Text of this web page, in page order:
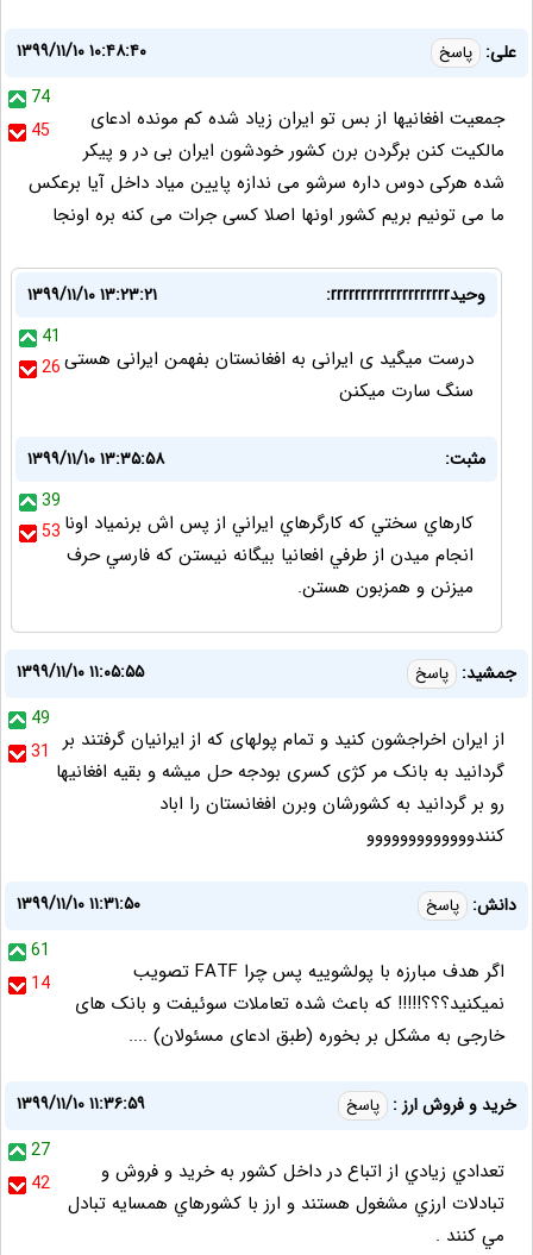
علی: پاسخ
۱۳۹۹/۱۱/۱۰ ۱۰:۴۸:۴۰
74
45
جمعیت افغانیها از بس تو ایران زیاد شده کم مونده ادعای
مالکیت کنن برگردن برن کشور خودشون ایران بی در و پیکر
شده هرکی دوس داره سرشو می ندازه پایین میاد داخل آیا برعکس
ما می تونیم بریم کشور اونها اصلا کسی جرات می کنه بره اونجا
وحیدrrrrrrrrrrrrrrrrrrrr:
۱۳۹۹/۱۱/۱۰ ۱۳:۲۳:۲۱
41
26درست میگید ی ایرانی به افغانستان بفهمن ایرانی هستی
سنگ سارت میکنن
مثبت:
۱۳۹۹/۱۱/۱۰ ۱۳:۳۵:۵۸
39
53 كارهاي سختي كه كارگرهاي ايراني از پس اش برنمياد اونا
انجام ميدن از طرفي افعانيا بيگانه نيستن كه فارسي حرف
ميزنن و همزبون هستن.
جمشید: پاسخ
۱۳۹۹/۱۱/۱۰ ۱۱:۰۵:۵۵
49
31
از ایران اخراجشون کنید و تمام پولهای که از ایرانیان گرفتند بر
گردانید به بانک مر کژی کسری بودجه حل میشه و بقیه افغانیها
رو بر گردانید به کشورشان وبرن افغانستان را اباد
کنندووووووووووووو
دانش: پاسخ
۱۳۹۹/۱۱/۱۰ ۱۱:۳۱:۵۰
61
14
اگر هدف مبارزه با پولشوییه پس چرا FATF تصویب
نمیکنید؟؟؟!!!!! که باعث شده تعاملات سوئیفت و بانک های
خارجی به مشکل بر بخوره (طبق ادعای مسئولان) ....
خريد و فروش ارز : پاسخ
۱۳۹۹/۱۱/۱۰ ۱۱:۳۶:۵۹
27
42
تعدادي زيادي از اتباع در داخل كشور به خريد و فروش و
تبادلات ارزي مشغول هستند و ارز با كشورهاي همسايه تبادل
مي كنند .